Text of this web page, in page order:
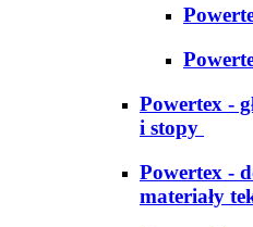
Powertex -
i stopy
Powertex -
materiały